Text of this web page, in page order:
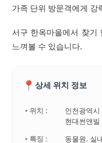
가족 단위 방문객에게 강
서구 한옥마을에서 찾기
느껴볼 수 있습니다.
📍 상세 위치 정보
• 위치 :
인천광역
현대썬앤
• 특징 :
동물원. 실